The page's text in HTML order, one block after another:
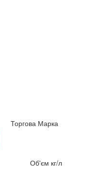
Торгова Марка
Об'єм кг/л